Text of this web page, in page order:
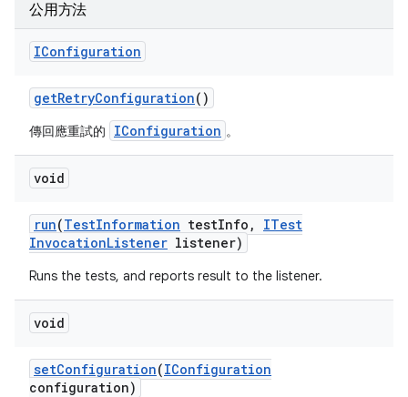
公用方法
IConfiguration
getRetryConfiguration()
傳回應重試的 IConfiguration 。
void
run(TestInformation testInfo ,
ITest
InvocationListener listener)
Runs the tests, and reports result to the listener.
void
setConfiguration(IConfiguration
configuration)